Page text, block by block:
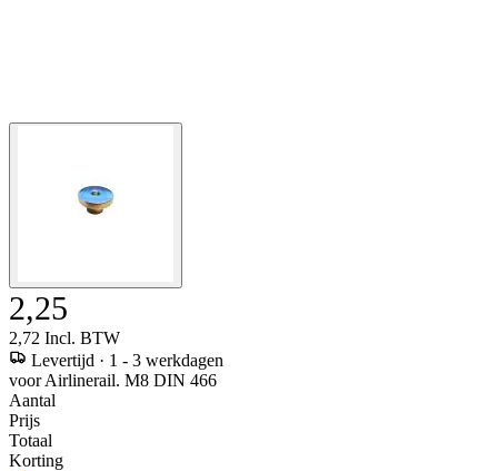
2,25
2,72 Incl. BTW
Levertijd · 1 - 3 werkdagen
voor Airlinerail. M8 DIN 466
Aantal
Prijs
Totaal
Korting